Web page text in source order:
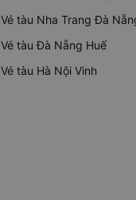
Vé tàu Nha Trang Đà
Vé tàu Đà Nẵng Huế
Vé tàu Hà Nội Vinh